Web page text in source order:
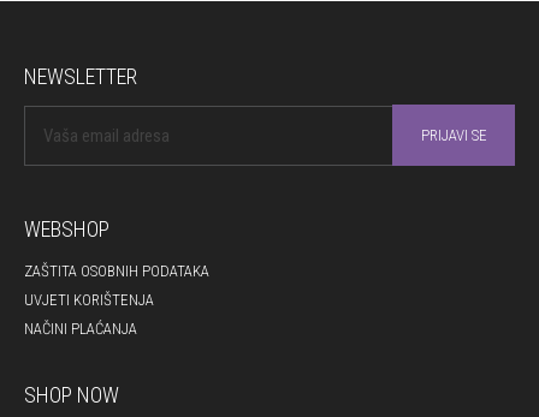
NEWSLETTER
WEBSHOP
ZAŠTITA OSOBNIH PODATAKA
UVJETI KORIŠTENJA
NAČINI PLAĆANJA
SHOP NOW